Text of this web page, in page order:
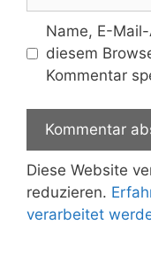
Name, E-
diesem
Kommentar
Diese Website
reduzieren.
verarbeitet